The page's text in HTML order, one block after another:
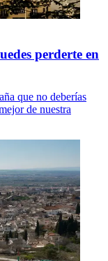
perderte en
que no deberías
de nuestra